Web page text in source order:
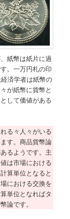
紙幣は紙片に過
。一万円札の印
済学者は紙幣の
が紙幣に貨幣と
して価値がある
る々人々がいる
す。商品貨幣論
るようです。主
は市場における
算単位となると
における交換を
単位となればタ
論です。